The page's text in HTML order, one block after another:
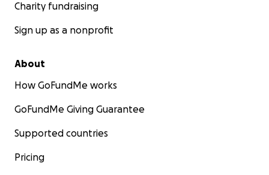
Charity fundraising
Sign up as a nonprofit
About
How GoFundMe works
GoFundMe Giving Guarantee
Supported countries
Pricing